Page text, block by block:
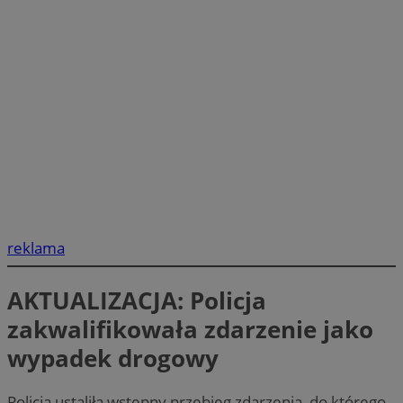
reklama
AKTUALIZACJA: Policja
zakwalifikowała zdarzenie jako
wypadek drogowy